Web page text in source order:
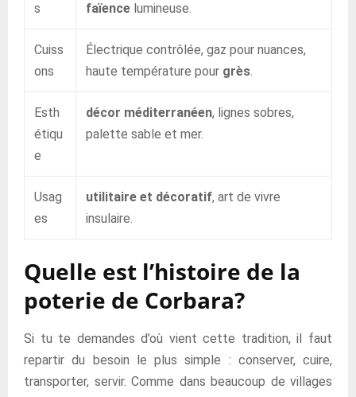
s
faïence lumineuse.
Cuiss
ons
Électrique contrôlée, gaz pour nuances,
haute température pour grès.
Esth
étiqu
e
décor méditerranéen, lignes sobres,
palette sable et mer.
Usag
es
utilitaire et décoratif, art de vivre
insulaire.
Quelle est l’histoire de la
poterie de Corbara?
Si tu te demandes d’où vient cette tradition, il faut
repartir du besoin le plus simple : conserver, cuire,
transporter, servir. Comme dans beaucoup de villages